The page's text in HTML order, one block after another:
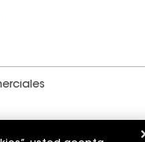
de privacidad